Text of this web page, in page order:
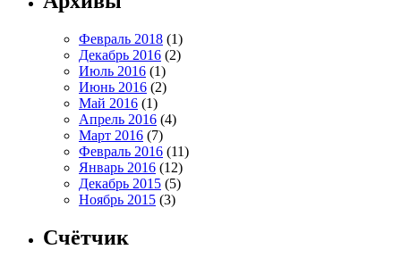
Февраль 2018 (1)
Декабрь 2016 (2)
Июль 2016 (1)
Июнь 2016 (2)
Май 2016 (1)
Апрель 2016 (4)
Март 2016 (7)
Февраль 2016 (11)
Январь 2016 (12)
Декабрь 2015 (5)
Ноябрь 2015 (3)
Счётчик